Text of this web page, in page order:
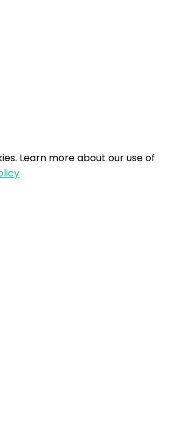
Learn more about our use of